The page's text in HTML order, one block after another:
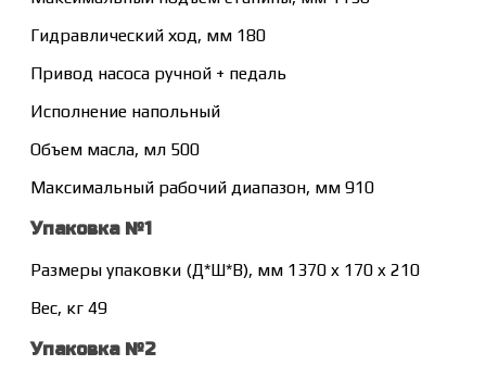
Гидравлический ход, мм 180
Привод насоса ручной + педаль
Исполнение напольный
Объем масла, мл 500
Максимальный рабочий диапазон, мм 910
Упаковка №1
Размеры упаковки (Д*Ш*В), мм 1370 x 170 x 210
Вес, кг 49
Упаковка №2